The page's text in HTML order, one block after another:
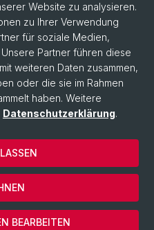
Website zu analysieren.
zu Ihrer Verwendung
für soziale Medien,
Partner führen diese
weiteren Daten zusammen,
oder die sie im Rahmen
haben. Weitere
Datenschutzerklärung.
BEARBEITEN